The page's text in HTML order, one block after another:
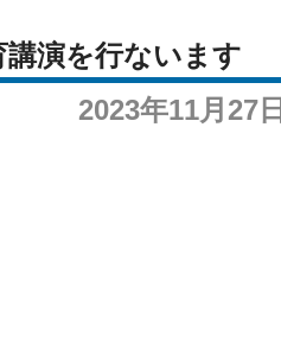
講演を行ないます
2023年11月27日